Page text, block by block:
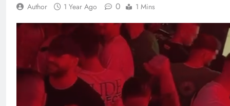
Author 1 Year Ago 0 1 Mins